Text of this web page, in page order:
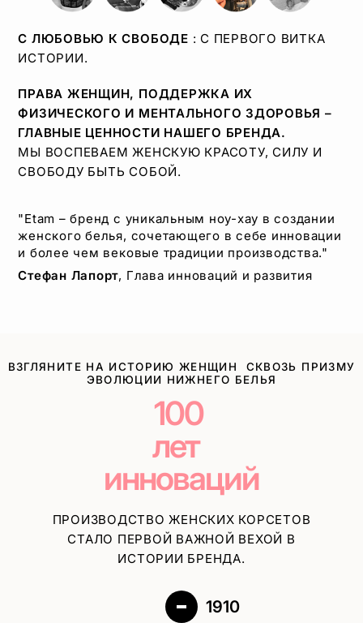
С ЛЮБОВЬЮ К СВОБОДЕ : С ПЕРВОГО ВИТКА
ИСТОРИИ.
ПРАВА ЖЕНЩИН, ПОДДЕРЖКА ИХ
ФИЗИЧЕСКОГО И МЕНТАЛЬНОГО ЗДОРОВЬЯ –
ГЛАВНЫЕ ЦЕННОСТИ НАШЕГО БРЕНДА.
МЫ ВОСПЕВАЕМ ЖЕНСКУЮ КРАСОТУ, СИЛУ И
СВОБОДУ БЫТЬ СОБОЙ.
"Etam – бренд с уникальным ноу-хау в создании
женского белья, сочетающего в себе инновации
и более чем вековые традиции производства."
Стефан Лапорт, Глава инноваций и развития
ВЗГЛЯНИТЕ НА ИСТОРИЮ ЖЕНЩИН СКВОЗЬ ПРИЗМУ
ЭВОЛЮЦИИ НИЖНЕГО БЕЛЬЯ
100
лет
инноваций
ПРОИЗВОДСТВО ЖЕНСКИХ КОРСЕТОВ
СТАЛО ПЕРВОЙ ВАЖНОЙ ВЕХОЙ В
ИСТОРИИ БРЕНДА.
1910